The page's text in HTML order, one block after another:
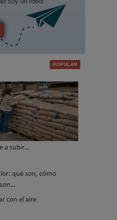
a subir…
qué son, cómo
con el aire